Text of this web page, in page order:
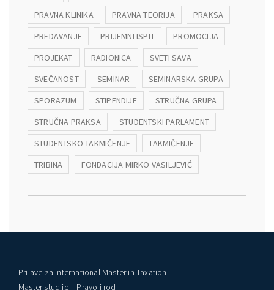
PRAVNA KLINIKA
PRAVNA TEORIJA
PRAKSA
PREDAVANJE
PRIJEMNI ISPIT
PROMOCIJA
PROJEKAT
RADIONICA
SVETI SAVA
SVEČANOST
SEMINAR
SEMINARSKA GRUPA
SPORAZUM
STIPENDIJE
STRUČNA GRUPA
STRUČNA PRAKSA
STUDENTSKI PARLAMENT
STUDENTSKO TAKMIČENJE
TAKMIČENJE
TRIBINA
FONDACIJA MIRKO VASILJEVIĆ
Prijave za International Master in Taxation
Master studije – Pravo i rod